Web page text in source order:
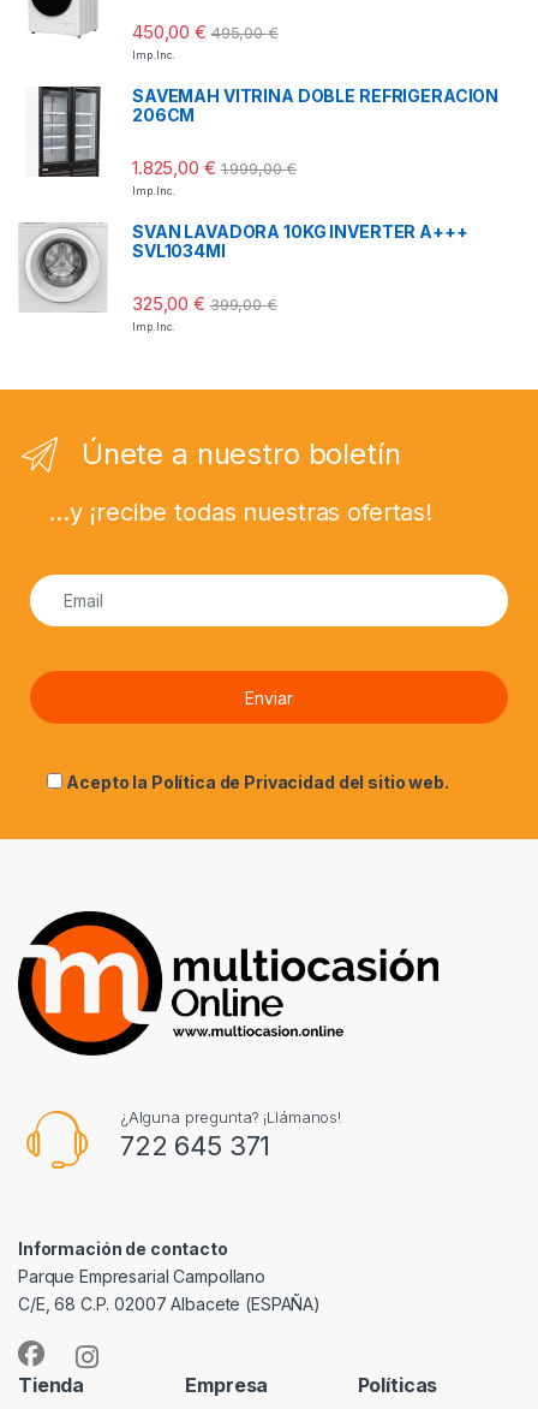
450,00€ 495,00€
Imp. Inc.
SAVEMAH VITRINA DOBLE REFRIGERACION
206CM
1.825,00 € 1.999,00€
Imp. Inc.
SVAN LAVADORA 10KG INVERTER A+++
SVL1034MI
325,00€ 399,00€
Imp. Inc.
Únete a nuestro boletín
...y ¡recibe todas nuestras ofertas!
Acepto la Política de Privacidad del sitio web.
¿Alguna pregunta? ¡Llámanos!
722 645 371
Información de contacto
Parque Empresarial Campollano
C/E, 68 C.P. 02007 Albacete (ESPAÑA)
Tienda Empresa Políticas